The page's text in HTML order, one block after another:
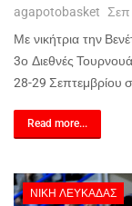
agapotobasket Σεπ
Με νικήτρια την
3ο Διεθνές
28-29 Σεπτεμβρίου
Read more...
ΝΊΚΗ ΛΕΥΚΆΔΑΣ